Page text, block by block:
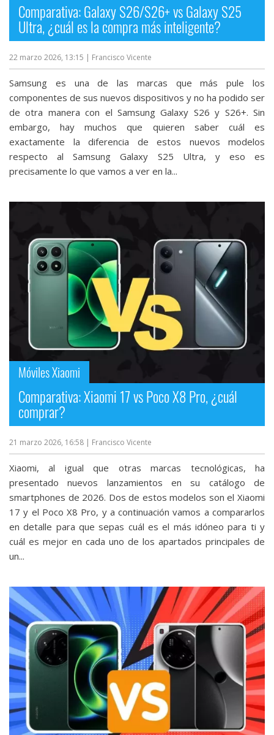
Comparativa: Galaxy S26/S26+ vs Galaxy S25
Ultra, ¿cuál es la compra más inteligente?
22 marzo 2026, 13:15 | Francisco Vicente
Samsung es una de las marcas que más pule los
componentes de sus nuevos dispositivos y no ha podido ser
de otra manera con el Samsung Galaxy S26 y S26+. Sin
embargo, hay muchos que quieren saber cuál es
exactamente la diferencia de estos nuevos modelos
respecto al Samsung Galaxy S25 Ultra‎, y eso es
precisamente lo que vamos a ver en la...
Móviles Xiaomi
Comparativa: Xiaomi 17 vs Poco X8 Pro, ¿cuál
comprar?
21 marzo 2026, 16:58 | Francisco Vicente
Xiaomi, al igual que otras marcas tecnológicas, ha
presentado nuevos lanzamientos en su catálogo de
smartphones de 2026. Dos de estos modelos son el Xiaomi
17‎ y el Poco X8 Pro, y a continuación vamos a compararlos
en detalle para que sepas cuál es el más idóneo para ti y
cuál es mejor en cada uno de los apartados principales de
un...